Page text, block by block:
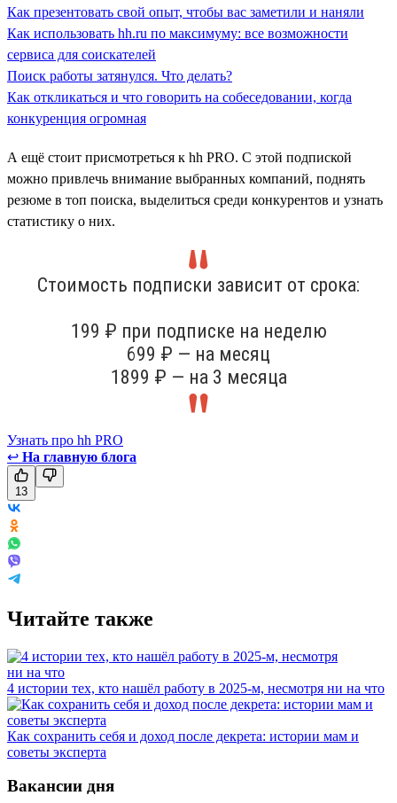
Как презентовать свой опыт, чтобы вас заметили и наняли
Как использовать hh.ru по максимуму: все возможности
сервиса для соискателей
Поиск работы затянулся. Что делать?
Как откликаться и что говорить на собеседовании, когда
конкуренция огромная
А ещё стоит присмотреться к hh PRO. С этой подпиской
можно привлечь внимание выбранных компаний, поднять
резюме в топ поиска, выделиться среди конкурентов и узнать
статистику о них.
Стоимость подписки зависит от срока:
199 ₽ при подписке на неделю
699 ₽ — на месяц
1899 ₽ — на 3 месяца
Узнать про hh PRO
↩ На главную блога
13
Читайте также
4 истории тех, кто нашёл работу в 2025-м, несмотря ни на что
Как сохранить себя и доход после декрета: истории мам и
советы эксперта
Вакансии дня